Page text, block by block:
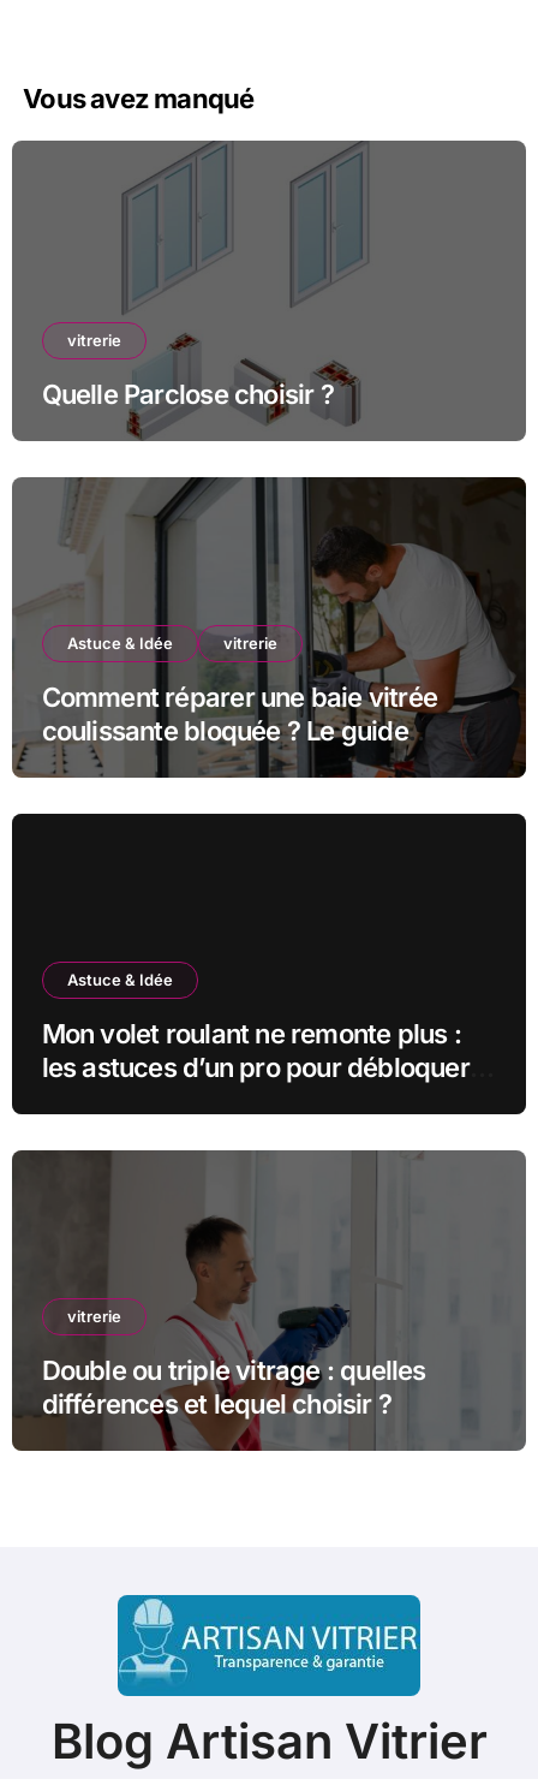
Vous avez manqué
vitrerie
Quelle Parclose choisir ?
Astuce & Idée vitrerie
Comment réparer une baie vitrée
coulissante bloquée ? Le guide
complet
Astuce & Idée
Mon volet roulant ne remonte plus :
les astuces d’un pro pour débloquer
vitrerie
Double ou triple vitrage : quelles
différences et lequel choisir ?
Blog Artisan Vitrier